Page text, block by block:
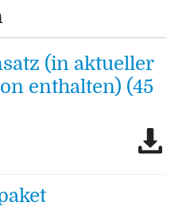
(in aktueller
enthalten) (45